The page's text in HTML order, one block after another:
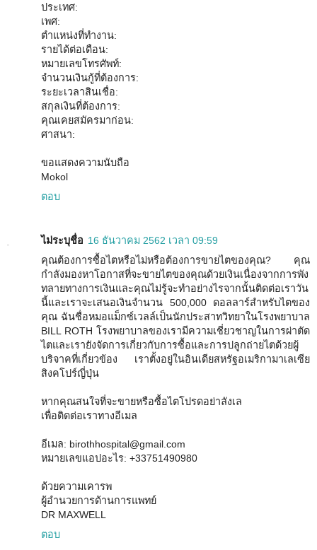
ประเทศ:
เพศ:
ตำแหน่งที่ทำงาน:
รายได้ต่อเดือน:
หมายเลขโทรศัพท์:
จำนวนเงินกู้ที่ต้องการ:
ระยะเวลาสินเชื่อ:
สกุลเงินที่ต้องการ:
คุณเคยสมัครมาก่อน:
ศาสนา:
ขอแสดงความนับถือ
Mokol
ตอบ
ไม่ระบุชื่อ 16 ธันวาคม 2562 เวลา 09:59
คุณต้องการซื้อไตหรือไม่หรือต้องการขายไตของคุณ? คุณ
กำลังมองหาโอกาสที่จะขายไตของคุณด้วยเงินเนื่องจากการพัง
ทลายทางการเงินและคุณไม่รู้จะทำอย่างไรจากนั้นติดต่อเราวัน
นี้และเราจะเสนอเงินจำนวน 500,000 ดอลลาร์สำหรับไตของ
คุณ ฉันชื่อหมอแม็กซ์เวลล์เป็นนักประสาทวิทยาในโรงพยาบาล
BILL ROTH โรงพยาบาลของเรามีความเชี่ยวชาญในการผ่าตัด
ไตและเรายังจัดการเกี่ยวกับการซื้อและการปลูกถ่ายไตด้วยผู้
บริจาคที่เกี่ยวข้อง เราตั้งอยู่ในอินเดียสหรัฐอเมริกามาเลเซีย
สิงคโปร์ญี่ปุ่น
หากคุณสนใจที่จะขายหรือซื้อไตโปรดอย่าลังเล
เพื่อติดต่อเราทางอีเมล
อีเมล: birothhospital@gmail.com
หมายเลขแอปอะไร: +33751490980
ด้วยความเคารพ
ผู้อำนวยการด้านการแพทย์
DR MAXWELL
ตอบ